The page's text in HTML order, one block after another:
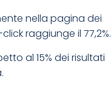
nella pagina dei
raggiunge il 77,2%.
al 15% dei risultati